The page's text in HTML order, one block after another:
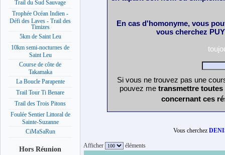
Trail du Sud Sauvage
Trophée Océan Indien -
Défi des Laves - Trail des
Timizes
5km de Saint Leu
10km semi-nocturnes de
Saint Leu
Course de côte de
Takamaka
La Boucle Parapente
Trail Tour Ti Benare
Trail des Trois Pitons
Foulée Sentier Littoral de
Sainte-Suzanne
CiMaSaRun
Hors Réunion
En cas d'homonyme, vous
vous cherchez
Si vous ne trouvez pas une
pouvez me transmettre
concernant ces
Vous cherchez
Afficher éléments